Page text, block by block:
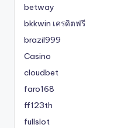
betway
bkkwin เครดิตฟรี
brazil999
Casino
cloudbet
faro168
ff123th
fullslot